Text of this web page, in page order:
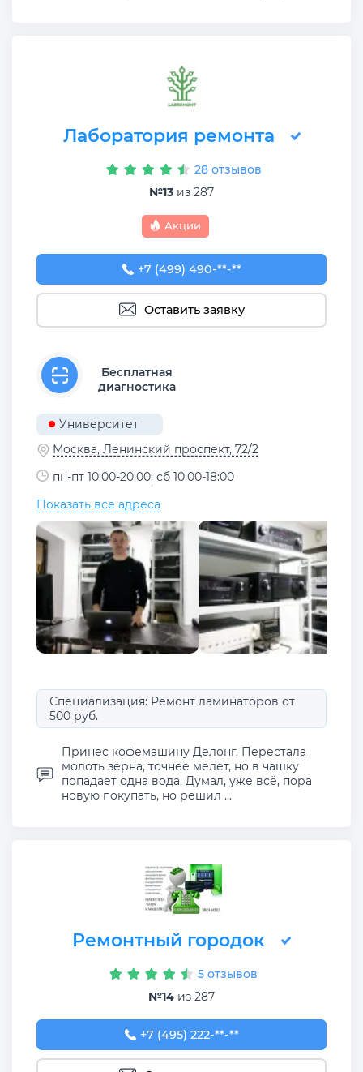
Лаборатория ремонта
28 отзывов
№13 из 287
Акции
+7 (499) 490-05-63
+7 (499) 490-**-**
Оставить заявку
Бесплатная
диагностика
Университет
Москва, Ленинский проспект, 72/2
пн-пт 10:00-20:00; сб 10:00-18:00
Показать все адреса
Специализация: Ремонт ламинаторов от
500 руб.
Принес кофемашину Делонг. Перестала
молоть зерна, точнее мелет, но в чашку
попадает одна вода. Думал, уже всё, пора
новую покупать, но решил ...
Ремонтный городок
5 отзывов
№14 из 287
+7 (495) 222-07-17
+7 (495) 222-**-**